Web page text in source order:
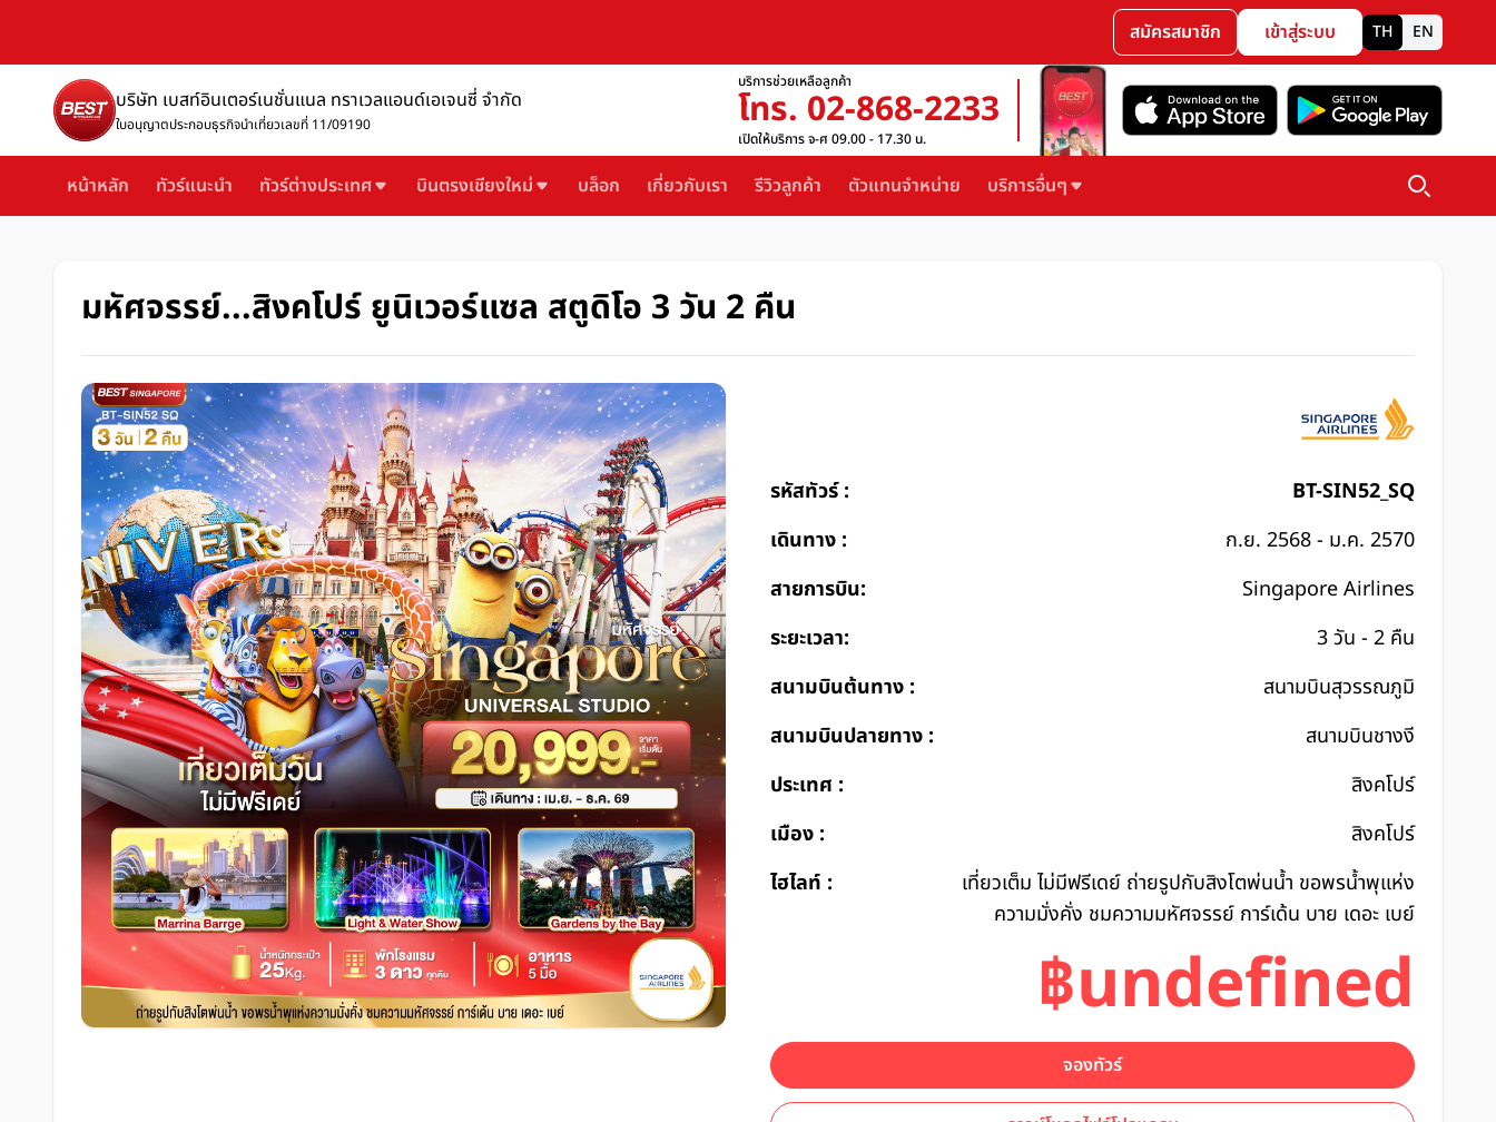
สมัครสมาชิก เข้าสู่ระบบ TH EN
บริษัท เบสท์อินเตอร์เนชั่นแนล ทราเวลแอนด์เอเจนซี่ จำกัด
ใบอนุญาตประกอบธุรกิจนำเที่ยวเลขที่ 11/09190
บริการช่วยเหลือลูกค้า
โทร. 02-868-2233
เปิดให้บริการ จ-ศ 09.00 - 17.30 น.
หน้าหลัก ทัวร์แนะนำ ทัวร์ต่างประเทศ บินตรงเชียงใหม่ บล็อก เกี่ยวกับเรา รีวิวลูกค้า ตัวแทนจำหน่าย บริการอื่นๆ
มหัศจรรย์...สิงคโปร์ ยูนิเวอร์แซล สตูดิโอ 3 วัน 2 คืน
รหัสทัวร์ :
BT-SIN52_SQ
เดินทาง :
ก.ย. 2568 - ม.ค. 2570
สายการบิน:
Singapore Airlines
ระยะเวลา:
3 วัน - 2 คืน
สนามบินต้นทาง :
สนามบินสุวรรณภูมิ
สนามบินปลายทาง :
สนามบินชางงี
ประเทศ :
สิงคโปร์
เมือง :
สิงคโปร์
ไฮไลท์ :
เที่ยวเต็ม ไม่มีฟรีเดย์ ถ่ายรูปกับสิงโตพ่นน้ำ ขอพรน้ำพุแห่ง
ความมั่งคั่ง ชมความมหัศจรรย์ การ์เด้น บาย เดอะ เบย์
฿undefined
จองทัวร์